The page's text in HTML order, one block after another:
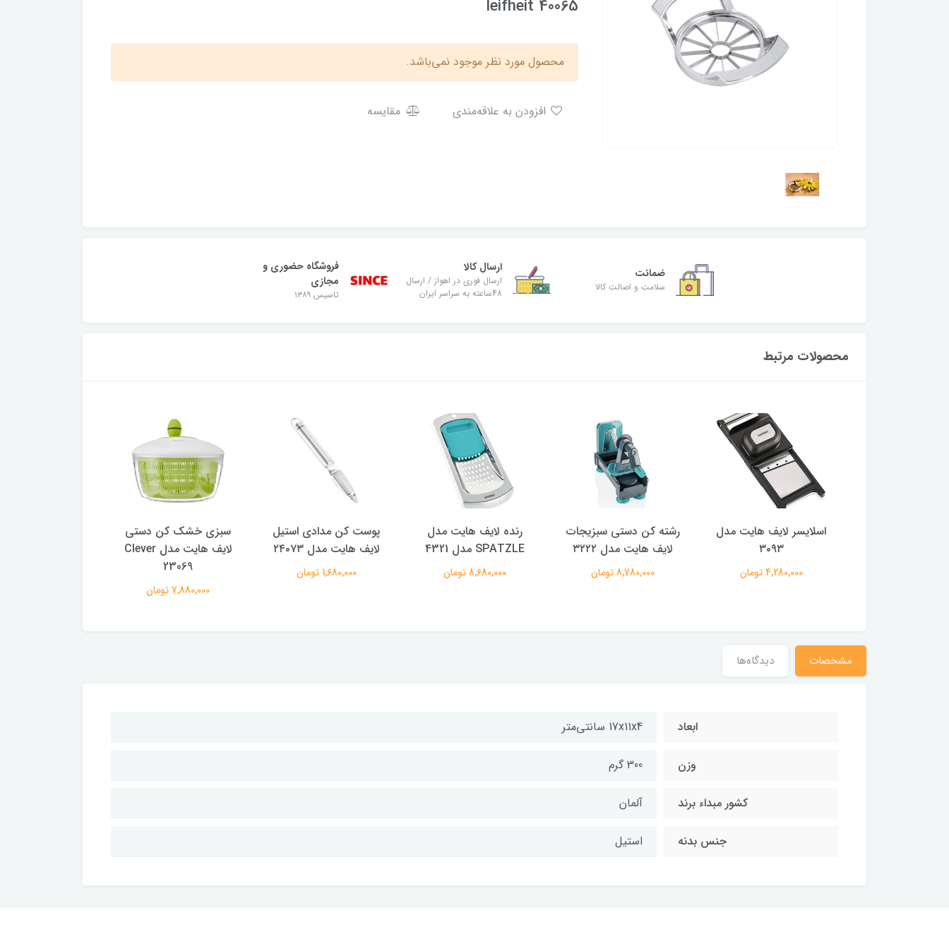
leifheit 40065
محصول مورد نظر موجود نمی‌باشد.
مقایسه
ضمانت
سلامت و اصالت کالا
ارسال کالا
ارسال فوری در اهواز / ارسال
48ساعته به سراسر ایران
فروشگاه حضوری و
مجازی
تاسیس ۱۳۸۹
محصولات مرتبط
اسلایسر لایف هایت مدل
۳۰۹۳
4,280,000 تومان
رشته کن دستی سبزیجات
لایف هایت مدل ۳۲۲۲
8,780,000 تومان
رنده لایف هایت مدل
SPATZLE مدل 4321
8,680,000 تومان
پوست کن مدادی استیل
لایف هایت مدل ۲۴۰۷۳
1,680,000 تومان
سبزی خشک کن دستی
لایف هایت مدل Clever
23069
7,880,000 تومان
مشخصات دیدگاه‌ها
ابعاد 17x11x4 سانتی‌متر
وزن 300 گرم
کشور مبداء برند آلمان
جنس بدنه استیل